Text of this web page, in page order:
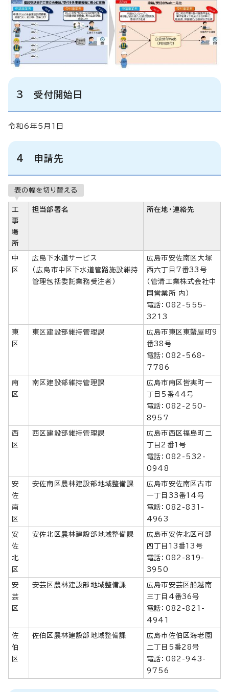
3 受付開始日
令和6年5月1日
4 申請先
表の幅を切り替える
工
事
場
所
担当部署名 所在地・連絡先
中
区
広島下水道サービス
（広島市中区下水道管路施設維持
管理包括委託業務受注者）
広島市安佐南区大塚
西六丁目7番33号
（管清工業株式会社中
国営業所 内）
電話：082-555-
3213
東
区
東区建設部維持管理課
広島市東区東蟹屋町9
番38号
電話：082-568-
7786
南
区
南区建設部維持管理課
広島市南区皆実町一
丁目5番44号
電話：082-250-
8957
西
区
西区建設部維持管理課
広島市西区福島町二
丁目2番1号
電話：082-532-
0948
安
佐
南
区
安佐南区農林建設部地域整備課
広島市安佐南区古市
一丁目33番14号
電話：082-831-
4963
安
佐
北
区
安佐北区農林建設部地域整備課
広島市安佐北区可部
四丁目13番13号
電話：082-819-
3950
安
芸
区
安芸区農林建設部地域整備課
広島市安芸区船越南
三丁目4番36号
電話：082-821-
4941
佐
伯
区
佐伯区農林建設部地域整備課
広島市佐伯区海老園
二丁目5番28号
電話：082-943-
9756